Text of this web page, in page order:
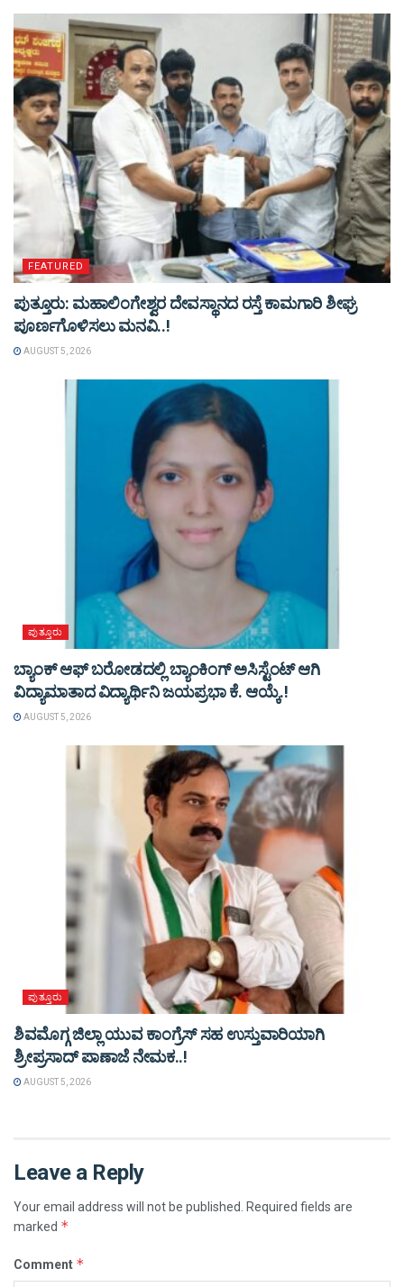
FEATURED
ಪುತ್ತೂರು: ಮಹಾಲಿಂಗೇಶ್ವರ ದೇವಸ್ಥಾನದ ರಸ್ತೆ ಕಾಮಗಾರಿ ಶೀಘ್ರ
ಪೂರ್ಣಗೊಳಿಸಲು ಮನವಿ..!
AUGUST 5, 2026
ಪುತ್ತೂರು
ಬ್ಯಾಂಕ್ ಆಫ್ ಬರೋಡದಲ್ಲಿ ಬ್ಯಾಂಕಿಂಗ್ ಅಸಿಸ್ಟೆಂಟ್ ಆಗಿ
ವಿದ್ಯಾಮಾತಾದ ವಿದ್ಯಾರ್ಥಿನಿ ಜಯಪ್ರಭಾ ಕೆ. ಆಯ್ಕೆ.!
AUGUST 5, 2026
ಪುತ್ತೂರು
ಶಿವಮೊಗ್ಗ ಜಿಲ್ಲಾ ಯುವ ಕಾಂಗ್ರೆಸ್ ಸಹ ಉಸ್ತುವಾರಿಯಾಗಿ
ಶ್ರೀಪ್ರಸಾದ್ ಪಾಣಾಜೆ ನೇಮಕ..!
AUGUST 5, 2026
Leave a Reply
Your email address will not be published. Required fields are
marked *
Comment *